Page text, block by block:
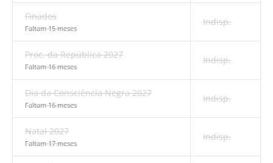
Finados
Faltam 15 meses
Indisp.
Proc. da República 2027
Faltam 16 meses
Indisp.
Dia da Consciência Negra 2027
Faltam 16 meses
Indisp.
Natal 2027
Faltam 17 meses
Indisp.